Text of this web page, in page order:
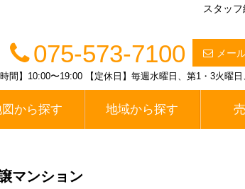
スタッ
メー
075-573-7100
時間】10:00〜19:00 【定休日】毎週水曜日、第1・3火曜
から探す 地域から探す
マンション